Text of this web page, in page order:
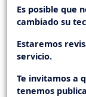
Es posible que
cambiado su
Estaremos
servicio.
Te invitamos a
tenemos